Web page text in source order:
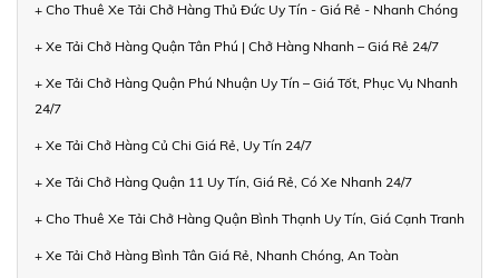
+ Cho Thuê Xe Tải Chở Hàng Thủ Đức Uy Tín - Giá Rẻ - Nhanh Chóng
+ Xe Tải Chở Hàng Quận Tân Phú | Chở Hàng Nhanh – Giá Rẻ 24/7
+ Xe Tải Chở Hàng Quận Phú Nhuận Uy Tín – Giá Tốt, Phục Vụ Nhanh
24/7
+ Xe Tải Chở Hàng Củ Chi Giá Rẻ, Uy Tín 24/7
+ Xe Tải Chở Hàng Quận 11 Uy Tín, Giá Rẻ, Có Xe Nhanh 24/7
+ Cho Thuê Xe Tải Chở Hàng Quận Bình Thạnh Uy Tín, Giá Cạnh Tranh
+ Xe Tải Chở Hàng Bình Tân Giá Rẻ, Nhanh Chóng, An Toàn